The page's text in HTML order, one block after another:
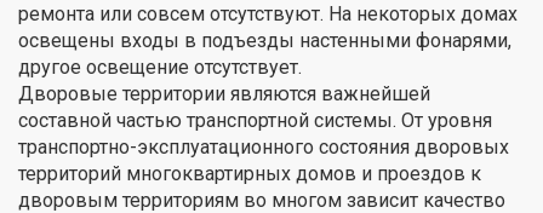
ремонта или совсем отсутствуют. На некоторых домах
освещены входы в подъезды настенными фонарями,
другое освещение отсутствует.
Дворовые территории являются важнейшей
составной частью транспортной системы. От уровня
транспортно-эксплуатационного состояния дворовых
территорий многоквартирных домов и проездов к
дворовым территориям во многом зависит качество